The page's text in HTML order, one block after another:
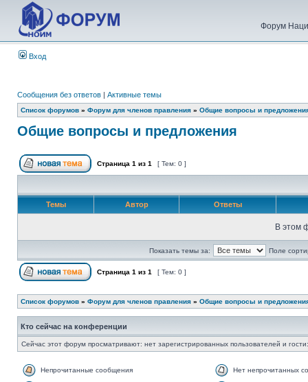
Форум
Вход
Сообщения без ответов | Активные темы
Список форумов » Форум для членов правления » Общие вопросы и
Общие вопросы и предложения
Страница 1 из 1 [ Тем: 0 ]
Темы Автор Ответы
В этом
Показать темы за: Поле
Страница 1 из 1 [ Тем: 0 ]
Список форумов » Форум для членов правления » Общие вопросы и
Кто сейчас на конференции
Сейчас этот форум просматривают: нет зарегистрированных пользователей и
Непрочитанные сообщения Нет непрочитанных